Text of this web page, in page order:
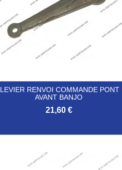
LEVIER RENVOI COMMANDE PONT
AVANT BANJO
21,60 €